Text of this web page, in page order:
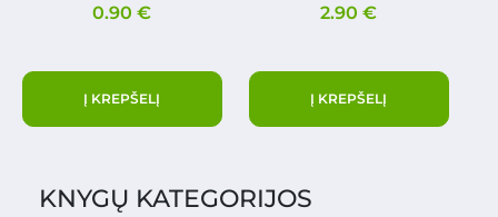
0.90€
Į KREPŠELĮ
2.90€
Į KREPŠELĮ
KNYGŲ KATEGORIJOS